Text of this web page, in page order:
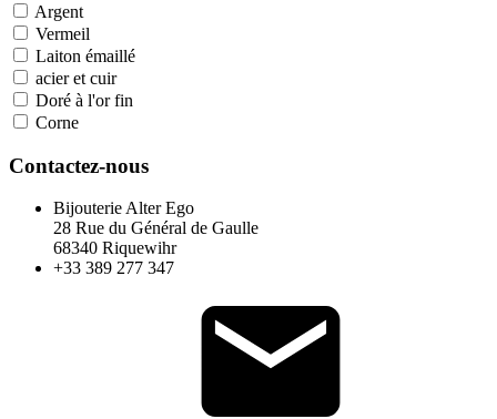
Argent
Vermeil
Laiton émaillé
acier et cuir
Doré à l'or fin
Corne
Contactez-nous
Bijouterie Alter Ego
28 Rue du Général de Gaulle
68340 Riquewihr
+33 389 277 347